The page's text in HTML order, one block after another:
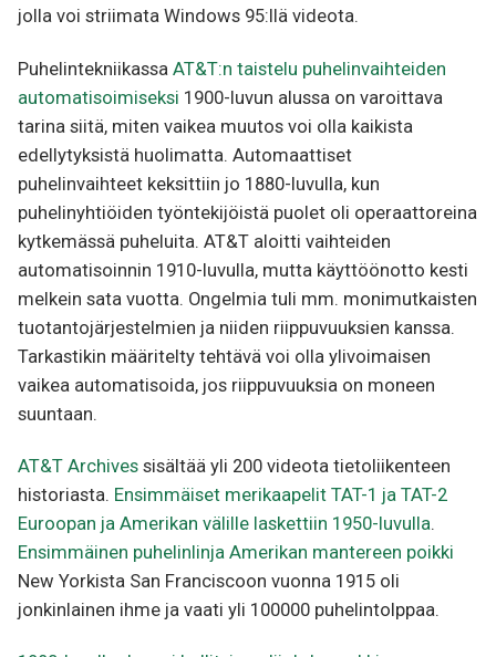
jolla voi striimata Windows 95:llä videota.
Puhelintekniikassa AT&T:n taistelu puhelinvaihteiden
automatisoimiseksi 1900-luvun alussa on varoittava
tarina siitä, miten vaikea muutos voi olla kaikista
edellytyksistä huolimatta. Automaattiset
puhelinvaihteet keksittiin jo 1880-luvulla, kun
puhelinyhtiöiden työntekijöistä puolet oli operaattoreina
kytkemässä puheluita. AT&T aloitti vaihteiden
automatisoinnin 1910-luvulla, mutta käyttöönotto kesti
melkein sata vuotta. Ongelmia tuli mm. monimutkaisten
tuotantojärjestelmien ja niiden riippuvuuksien kanssa.
Tarkastikin määritelty tehtävä voi olla ylivoimaisen
vaikea automatisoida, jos riippuvuuksia on moneen
suuntaan.
AT&T Archives sisältää yli 200 videota tietoliikenteen
historiasta. Ensimmäiset merikaapelit TAT-1 ja TAT-2
Euroopan ja Amerikan välille laskettiin 1950-luvulla.
Ensimmäinen puhelinlinja Amerikan mantereen poikki
New Yorkista San Franciscoon vuonna 1915 oli
jonkinlainen ihme ja vaati yli 100000 puhelintolppaa.